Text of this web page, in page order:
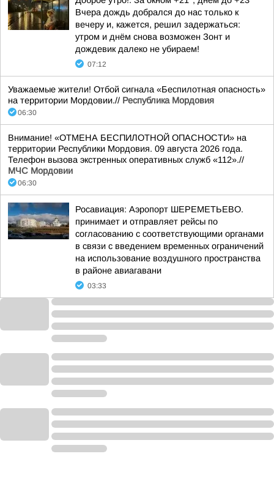
Вчера дождь добрался до нас только к
вечеру и, кажется, решил задержаться:
утром и днём снова возможен Зонт и
дождевик далеко не убираем!
07:12
Уважаемые жители! Отбой сигнала «Беспилотная опасность»
на территории Мордовии.// Республика Мордовия
06:30
Внимание! «ОТМЕНА БЕСПИЛОТНОЙ ОПАСНОСТИ» на
территории Республики Мордовия. 09 августа 2026 года.
Телефон вызова экстренных оперативных служб «112».//
МЧС Мордовии
06:30
Росавиация: Аэропорт ШЕРЕМЕТЬЕВО.
принимает и отправляет рейсы по
согласованию с соответствующими органами
в связи с введением временных ограничений
на использование воздушного пространства
в районе авиагавани
03:33